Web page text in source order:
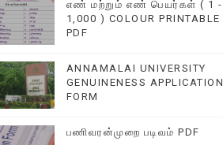
எண் மற்றும் எண் பெயர்கள் ( 1 -
1,000 ) COLOUR PRINTABLE
PDF
ANNAMALAI UNIVERSITY
GENUINENESS APPLICATION
FORM
பணிவரன்முறை படிவம் PDF